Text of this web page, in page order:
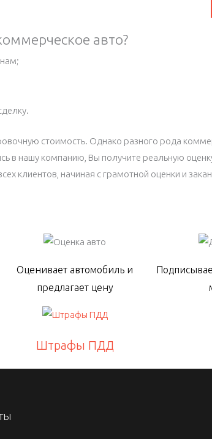
авто?
стоимость. Однако разного рода
в нашу компанию, Вы получите реальную
клиентов, начиная с грамотной оценки и
Оценивает автомобиль и
предлагает цену
Штрафы ПДД